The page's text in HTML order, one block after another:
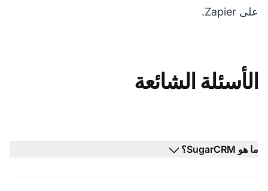
على Zapier.
الأسئلة الشائعة
ما هو SugarCRM؟